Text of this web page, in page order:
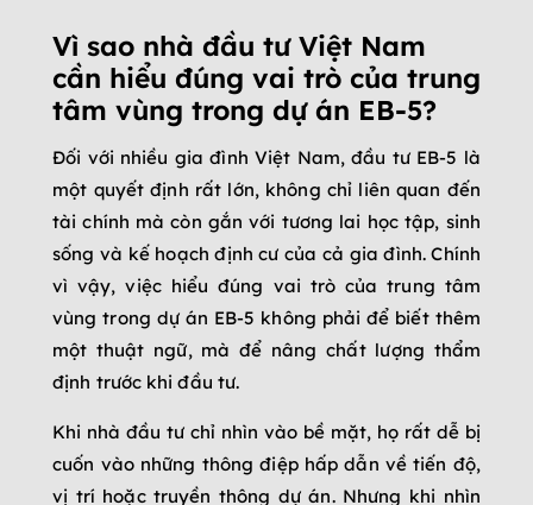
Vì sao nhà đầu tư Việt Nam
cần hiểu đúng vai trò của trung
tâm vùng trong dự án EB-5?
Đối với nhiều gia đình Việt Nam, đầu tư EB-5 là
một quyết định rất lớn, không chỉ liên quan đến
tài chính mà còn gắn với tương lai học tập, sinh
sống và kế hoạch định cư của cả gia đình. Chính
vì vậy, việc hiểu đúng vai trò của trung tâm
vùng trong dự án EB-5 không phải để biết thêm
một thuật ngữ, mà để nâng chất lượng thẩm
định trước khi đầu tư.
Khi nhà đầu tư chỉ nhìn vào bề mặt, họ rất dễ bị
cuốn vào những thông điệp hấp dẫn về tiến độ,
vị trí hoặc truyền thông dự án. Nhưng khi nhìn